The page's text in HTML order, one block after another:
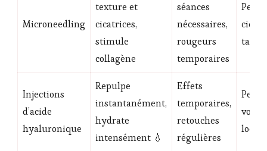
Microneedling
texture et
cicatrices,
stimule
collagène
séances
nécessaires,
rougeurs
temporaires
Peau
Injections
d’acide
hyaluronique
Repulpe
instantanément,
hydrate
intensément 💧
Effets
temporaires,
retouches
régulières
Perte